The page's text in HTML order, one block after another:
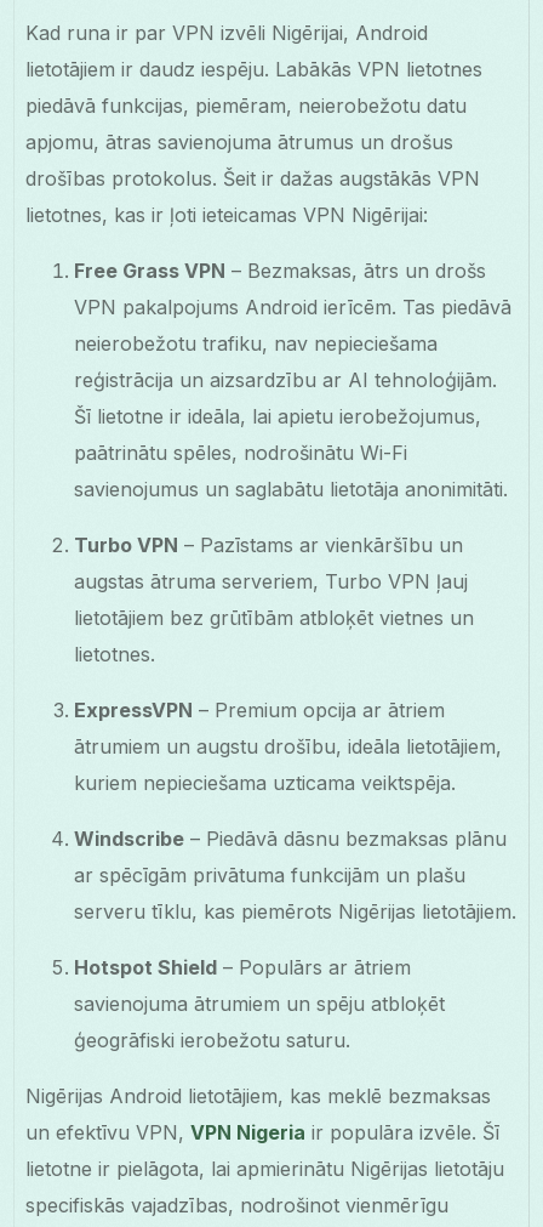
Kad runa ir par VPN izvēli Nigērijai, Android
lietotājiem ir daudz iespēju. Labākās VPN lietotnes
piedāvā funkcijas, piemēram, neierobežotu datu
apjomu, ātras savienojuma ātrumus un drošus
drošības protokolus. Šeit ir dažas augstākās VPN
lietotnes, kas ir ļoti ieteicamas VPN Nigērijai:
Free Grass VPN – Bezmaksas, ātrs un drošs
VPN pakalpojums Android ierīcēm. Tas piedāvā
neierobežotu trafiku, nav nepieciešama
reģistrācija un aizsardzību ar AI tehnoloģijām.
Šī lietotne ir ideāla, lai apietu ierobežojumus,
paātrinātu spēles, nodrošinātu Wi-Fi
savienojumus un saglabātu lietotāja anonimitāti.
Turbo VPN – Pazīstams ar vienkāršību un
augstas ātruma serveriem, Turbo VPN ļauj
lietotājiem bez grūtībām atbloķēt vietnes un
lietotnes.
ExpressVPN – Premium opcija ar ātriem
ātrumiem un augstu drošību, ideāla lietotājiem,
kuriem nepieciešama uzticama veiktspēja.
Windscribe – Piedāvā dāsnu bezmaksas plānu
ar spēcīgām privātuma funkcijām un plašu
serveru tīklu, kas piemērots Nigērijas lietotājiem.
Hotspot Shield – Populārs ar ātriem
savienojuma ātrumiem un spēju atbloķēt
ģeogrāfiski ierobežotu saturu.
Nigērijas Android lietotājiem, kas meklē bezmaksas
un efektīvu VPN,VPN Nigeria ir populāra izvēle. Šī
lietotne ir pielāgota, lai apmierinātu Nigērijas lietotāju
specifiskās vajadzības, nodrošinot vienmērīgu